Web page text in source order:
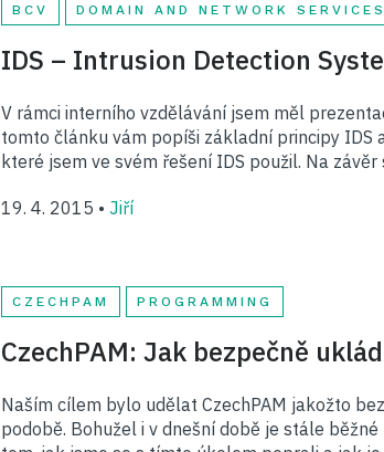
BCV DOMAIN AND NETWORK SERVICES
IDS – Intrusion Detection
V rámci interního vzdělávání jsem měl
tomto článku vám popíši základní principy
které jsem ve svém řešení IDS použil. Na
19. 4. 2015 • Jiří
CZECHPAM PROGRAMMING
CzechPAM: Jak bezpečně
Naším cílem bylo udělat CzechPAM jakožto
podobě. Bohužel i v dnešní době je stále